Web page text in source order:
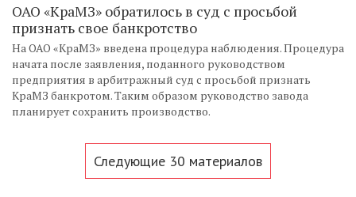
ОАО «КраМЗ» обратилось в суд с просьбой
признать свое банкротство
На ОАО «КраМЗ» введена процедура наблюдения. Процедура
начата после заявления, поданного руководством
предприятия в арбитражный суд с просьбой признать
КраМЗ банкротом. Таким образом руководство завода
планирует сохранить производство.
Следующие 30 материалов